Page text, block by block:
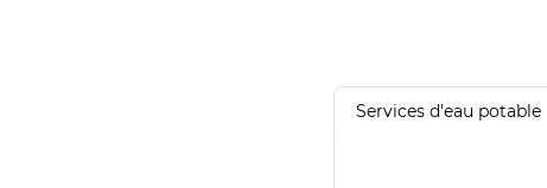
Services d'eau potable